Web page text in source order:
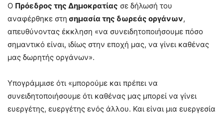
Ο Πρόεδρος της Δημοκρατίας σε δήλωσή του
αναφέρθηκε στη σημασία της δωρεάς οργάνων,
απευθύνοντας έκκληση «να συνειδητοποιήσουμε πόσο
σημαντικό είναι, ιδίως στην εποχή μας, να γίνει καθένας
μας δωρητής οργάνων».
Υπογράμμισε ότι «μπορούμε και πρέπει να
συνειδητοποιήσουμε ότι καθένας μας μπορεί να γίνει
ευεργέτης, ευεργέτης ενός άλλου. Και είναι μια ευεργεσία